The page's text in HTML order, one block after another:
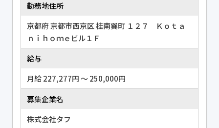
勤務地住所
京都府 京都市西京区 桂南巽町 １２７ Ｋｏｔａ
ｎｉｈｏｍｅビル１Ｆ
給与
月給 227,277円 〜 250,000円
募集企業名
株式会社タフ